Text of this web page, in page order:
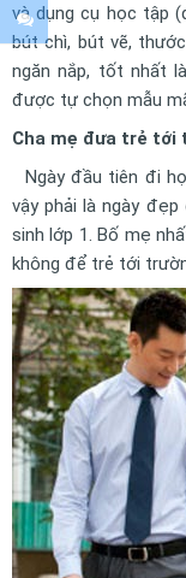
và dụng cụ học tập
bút chì, bút vẽ,
ngăn nắp, tốt nhất
được tự chọn mẫu
Cha mẹ đưa trẻ tới
Ngày đầu tiên đi
vậy phải là ngày
sinh lớp 1. Bố mẹ
không để trẻ tới